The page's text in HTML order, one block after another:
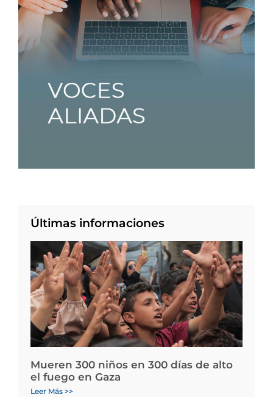
Últimas informaciones
Mueren 300 niños en 300 días de alto
el fuego en Gaza
Leer Más >>